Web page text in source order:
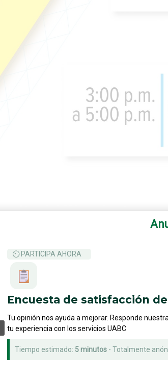
⏲ PARTICIPA AHORA
Encuesta de satisfacción
Tu opinión nos ayuda a mejorar. Responde
tu experiencia con los servicios UABC
Tiempo estimado: 5 minutos - Totalmente